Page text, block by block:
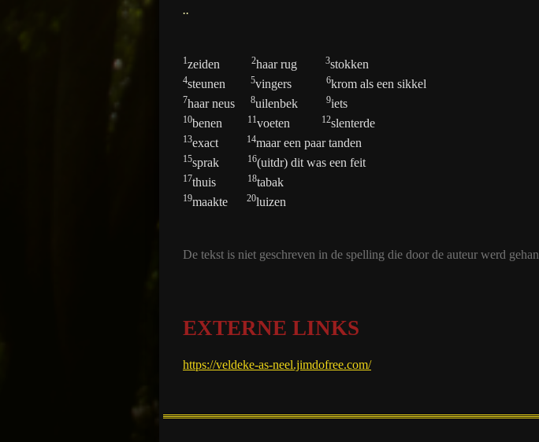
..
1zeiden 2haar rug 3stokken
4steunen 5vingers 6krom als een sikkel
7haar neus 8uilenbek 9iets
10benen 11voeten 12slenterde
13exact 14maar een paar tanden
15sprak 16(uitdr) dit was een feit
17thuis 18tabak
19maakte 20luizen
De tekst is niet geschreven in de spelling die door de auteur werd
EXTERNE LINKS
https://veldeke-as-neel.jimdofree.com/